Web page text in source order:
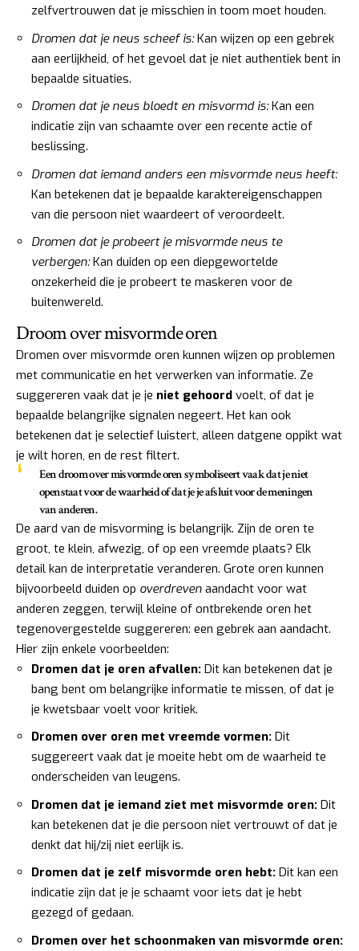
zelfvertrouwen dat je misschien in toom moet houden.
Dromen dat je neus scheef is:Kan wijzen op een gebrek
aan eerlijkheid, of het gevoel dat je niet authentiek bent in
bepaalde situaties.
Dromen dat je neus bloedt en misvormd is:Kan een
indicatie zijn van schaamte over een recente actie of
beslissing.
Dromen dat iemand anders een misvormde neus heeft:
Kan betekenen dat je bepaalde karaktereigenschappen
van die persoon niet waardeert of veroordeelt.
Dromen dat je probeert je misvormde neus te
verbergen:Kan duiden op een diepgewortelde
onzekerheid die je probeert te maskeren voor de
buitenwereld.
Droom over misvormde oren
Dromen over misvormde oren kunnen wijzen op problemen
met communicatie en het verwerken van informatie. Ze
suggereren vaak dat je je niet gehoord voelt, of dat je
bepaalde belangrijke signalen negeert. Het kan ook
betekenen dat je selectief luistert, alleen datgene oppikt wat
je wilt horen, en de rest filtert.
Een droom over misvormde oren symboliseert vaak dat je niet
openstaat voor de waarheid of dat je je afsluit voor de meningen
van anderen.
De aard van de misvorming is belangrijk. Zijn de oren te
groot, te klein, afwezig, of op een vreemde plaats? Elk
detail kan de interpretatie veranderen. Grote oren kunnen
bijvoorbeeld duiden op overdreven aandacht voor wat
anderen zeggen, terwijl kleine of ontbrekende oren het
tegenovergestelde suggereren: een gebrek aan aandacht.
Hier zijn enkele voorbeelden:
Dromen dat je oren afvallen: Dit kan betekenen dat je
bang bent om belangrijke informatie te missen, of dat je
je kwetsbaar voelt voor kritiek.
Dromen over oren met vreemde vormen: Dit
suggereert vaak dat je moeite hebt om de waarheid te
onderscheiden van leugens.
Dromen dat je iemand ziet met misvormde oren: Dit
kan betekenen dat je die persoon niet vertrouwt of dat je
denkt dat hij/zij niet eerlijk is.
Dromen dat je zelf misvormde oren hebt: Dit kan een
indicatie zijn dat je je schaamt voor iets dat je hebt
gezegd of gedaan.
Dromen over het schoonmaken van misvormde oren: